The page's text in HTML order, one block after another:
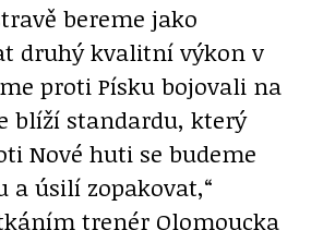
bereme jako
druhý kvalitní výkon v
proti Písku bojovali na
blíží standardu, který
Nové huti se budeme
úsilí zopakovat,“
trenér Olomoucka